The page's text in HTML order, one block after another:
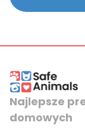
Najlepsze
domowych